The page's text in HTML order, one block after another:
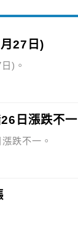
27日)
)。
日漲跌不一
跌不一。